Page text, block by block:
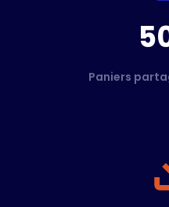
Paniers